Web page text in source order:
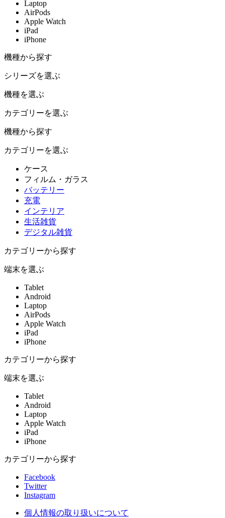
Laptop
AirPods
Apple Watch
iPad
iPhone
機種から探す
シリーズを選ぶ
機種を選ぶ
カテゴリーを選ぶ
機種から探す
カテゴリーを選ぶ
ケース
フィルム・ガラス
バッテリー
充電
インテリア
生活雑貨
デジタル雑貨
カテゴリーから探す
端末を選ぶ
Tablet
Android
Laptop
AirPods
Apple Watch
iPad
iPhone
カテゴリーから探す
端末を選ぶ
Tablet
Android
Laptop
Apple Watch
iPad
iPhone
カテゴリーから探す
Facebook
Twitter
Instagram
個人情報の取り扱いについて